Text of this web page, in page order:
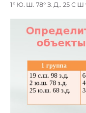
1° Ю. Ш. 78° З. Д.. 25 С